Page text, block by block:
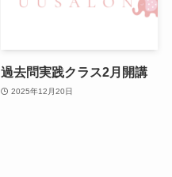
過去問実践クラス2月開講
2025年12月20日